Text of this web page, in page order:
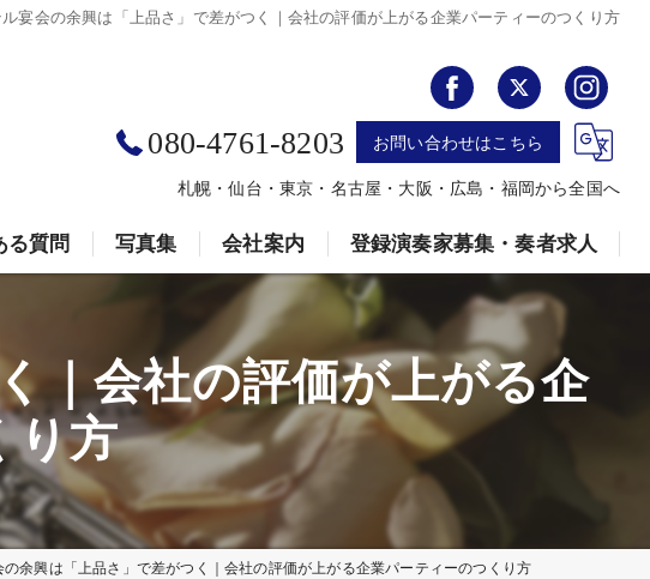
宴会の余興は「上品さ」で差がつく｜会社の評価が上がる企業パーティーのつくり方
080-4761-8203
お問い合わせはこちら
札幌・仙台・東京・名古屋・大阪・広島・福岡から全国へ
ルアトラクションに最適なオペラ歌手の出張演奏によるサプライズ演出
–｜結婚式を彩る、記憶に残るサプライズ
ームでは物足りない会に、記憶に残る生演奏を
る質問 写真集 会社案内
安田音楽制作事務所
登録演奏家募集・奏者求人
｜会社の評価が上がる企
り方
の余興は「上品さ」で差がつく｜会社の評価が上がる企業パーティーのつくり方